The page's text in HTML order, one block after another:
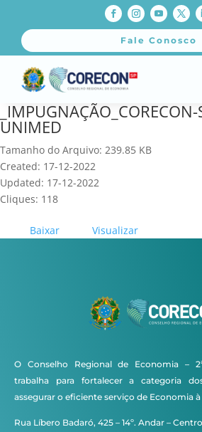
Fale Conosco
UNIMED
Tamanho do Arquivo: 239.85 KB
Created: 17-12-2022
Updated: 17-12-2022
Cliques: 118
Baixar Visualizar
O Conselho Regional de Economia –
trabalha para fortalecer a categoria
assegurar o eficiente serviço de Economia
Rua Líbero Badaró, 425 – 14º. Andar – Centro